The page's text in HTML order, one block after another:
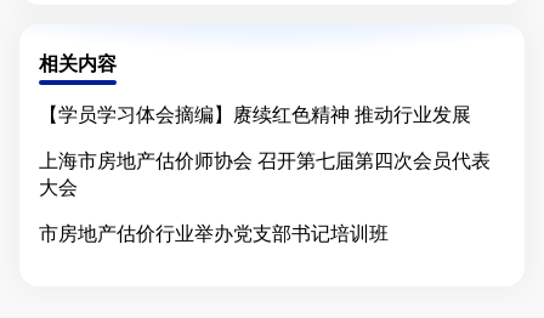
相关内容
【学员学习体会摘编】赓续红色精神 推动行业发展
上海市房地产估价师协会 召开第七届第四次会员代表
大会
市房地产估价行业举办党支部书记培训班